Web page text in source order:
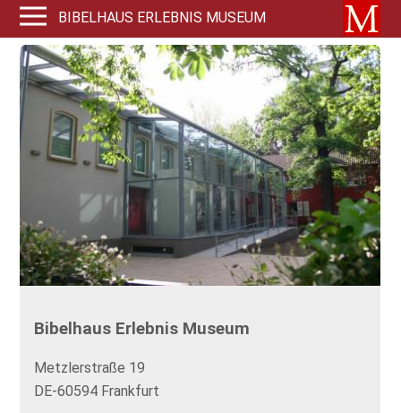
BIBELHAUS ERLEBNIS MUSEUM
Bibelhaus Erlebnis Museum
Metzlerstraße 19
DE-60594 Frankfurt